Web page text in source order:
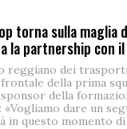
torna sulla maglia
la partnership con
reggiano dei
della prima
della
«Vogliamo dare un
in questo momento